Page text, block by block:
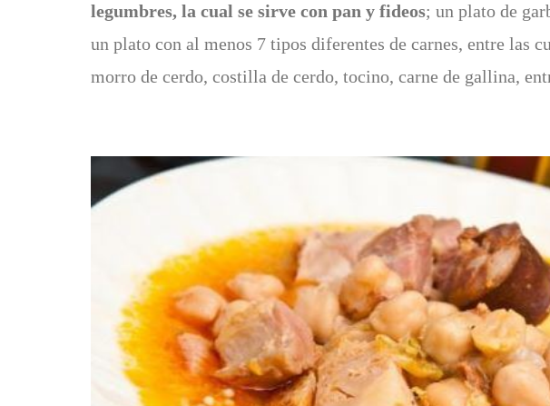
legumbres, la cual se sirve con pan y fideos; un plato de
un plato con al menos 7 tipos diferentes de carnes, entre las
morro de cerdo, costilla de cerdo, tocino, carne de gallina,